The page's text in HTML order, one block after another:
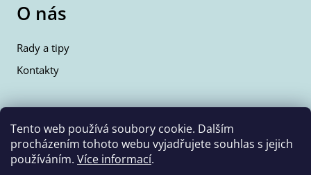
Tento web používá soubory cookie. Dalším
procházením tohoto webu vyjadřujete souhlas s jejich
používáním. Více informací.
O nás
Rady a tipy
Kontakty
Kontakty
info@wolfie.cz